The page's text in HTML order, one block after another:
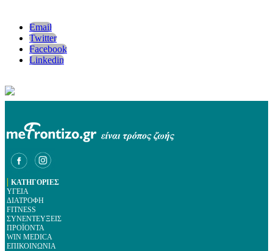
Email
Twitter
Facebook
Linkedin
| ΚΑΤΗΓΟΡΙΕΣ
ΥΓΕΙΑ
ΔΙΑΤΡΟΦΗ
FITNESS
ΣΥΝΕΝΤΕΥΞΕΙΣ
ΠΡΟΪΟΝΤΑ
WIN MEDICA
ΕΠΙΚΟΙΝΩΝΙΑ